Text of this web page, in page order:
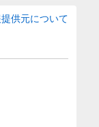
供元について